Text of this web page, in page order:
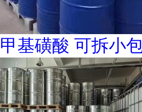
甲基磺酸 可拆小